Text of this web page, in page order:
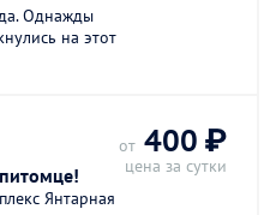
Однажды
на этот
Янтарная
от 400 ₽
цена за сутки